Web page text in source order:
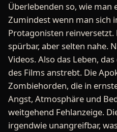
Überlebenden so, wie man
Zumindest wenn man sich
Protagonisten
spürbar, aber selten nahe.
Videos. Also das Leben,
des Films anstrebt. Die
Zombiehorden, die in
Angst, Atmosphäre und
weitgehend Fehlanzeige.
irgendwie unangreifbar,